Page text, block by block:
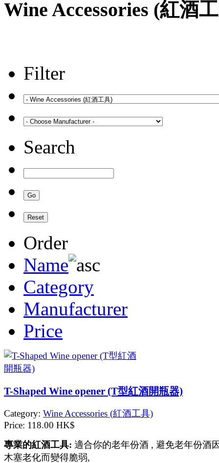
Wine Accessories (紅酒
Filter
Search
Order
Name
Category
Manufacturer
Price
T-Shaped Wine opener (T型紅酒開瓶器)
Category: Wine Accessories (紅酒工具)
Price: 118.00 HK$
專業的紅酒工具: 適合你的老年份酒 , 避免老年份酒
木塞老化而變得脆弱,